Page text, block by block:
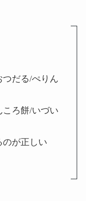
つだる/ぺりん
ろ餅/いづい
のが正しい